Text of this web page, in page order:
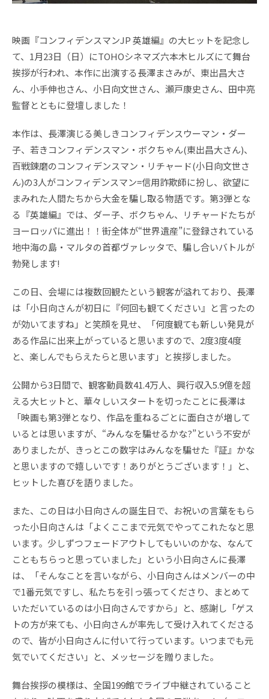
映画『コンフィデンスマンJP 英雄編』の大ヒットを記念し
て、1月23日（日）にTOHOシネマズ六本木ヒルズにて舞台
挨拶が行われ、本作に出演する長澤まさみが、東出昌大さ
ん、小手伸也さん、小日向文世さん、瀬戸康史さん、田中亮
監督とともに登壇しました！
本作は、長澤演じる美しきコンフィデンスウーマン・ダー
子、若きコンフィデンスマン・ボクちゃん(東出昌大さん)、
百戦錬磨のコンフィデンスマン・リチャード(小日向文世さ
ん)の3人がコンフィデンスマン=信用詐欺師に扮し、欲望に
まみれた人間たちから大金を騙し取る物語です。第3弾とな
る『英雄編』では、ダー子、ボクちゃん、リチャードたちが
ヨーロッパに進出！！街全体が“世界遺産”に登録されている
地中海の島・マルタの首都ヴァレッタで、騙し合いバトルが
勃発します!
この日、会場には複数回観たという観客が溢れており、長澤
は「小日向さんが初日に『何回も観てください』と言ったの
が効いてますね」と笑顔を見せ、「何度観ても新しい発見が
ある作品に出来上がっていると思いますので、2度3度4度
と、楽しんでもらえたらと思います」と挨拶しました。
公開から3日間で、観客動員数41.4万人、興行収入5.9億を超
える大ヒットと、華々しいスタートを切ったことに長澤は
「映画も第3弾となり、作品を重ねるごとに面白さが増して
いるとは思いますが、“みんなを騙せるかな?”という不安が
ありましたが、きっとこの数字はみんなを騙せた『証』かな
と思いますので嬉しいです！ありがとうございます！」と、
ヒットした喜びを語りました。
また、この日は小日向さんの誕生日で、お祝いの言葉をもら
った小日向さんは「よくここまで元気でやってこれたなと思
います。少しずつフェードアウトしてもいいのかな、なんて
こともちらっと思っていました」という小日向さんに長澤
は、「そんなことを言いながら、小日向さんはメンバーの中
で1番元気ですし、私たちを引っ張ってくださり、まとめて
いただいているのは小日向さんですから」と、感謝し「ゲス
トの方が来ても、小日向さんが率先して受け入れてくださる
ので、皆が小日向さんに付いて行っています。いつまでも元
気でいてください」と、メッセージを贈りました。
舞台挨拶の模様は、全国199館でライブ中継されていること